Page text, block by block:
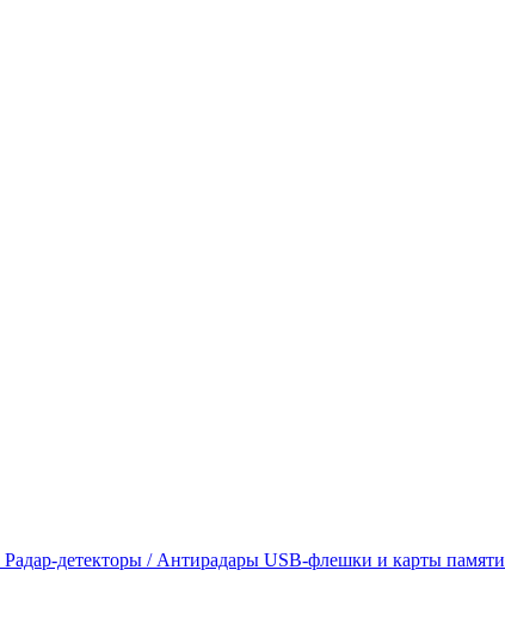
Радар-детекторы / Антирадары USB-флешки и карты памяти